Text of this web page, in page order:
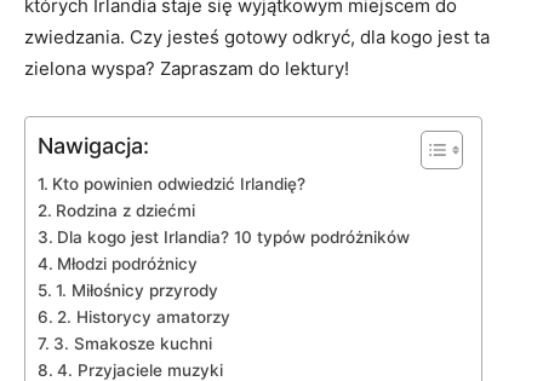
których Irlandia ​staje się wyjątkowym miejscem do
⁢zwiedzania. Czy​ jesteś gotowy odkryć,‌ dla​ kogo jest ta
zielona ⁢wyspa? Zapraszam do‌ lektury!
Nawigacja:
Kto‍ powinien‍ odwiedzić⁢ Irlandię?
Rodzina⁣ z dziećmi
Dla kogo jest‍ Irlandia? 10⁤ typów podróżników
Młodzi podróżnicy
1.‌ Miłośnicy‍ przyrody
2.‍ Historycy amatorzy
3. ⁢Smakosze kuchni
4. ​Przyjaciele muzyki